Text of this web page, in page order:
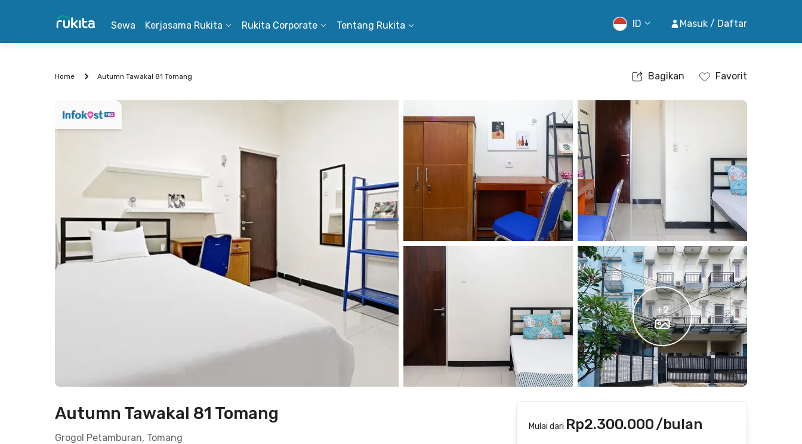
Sewa Kerjasama Rukita Rukita Corporate Tentang Rukita ID Masuk / Daftar
Home Autumn Tawakal 81 Tomang Bagikan Favorit
+2
Autumn Tawakal 81 Tomang
Grogol Petamburan, Tomang
Mulai dari Rp2.300.000/bulan